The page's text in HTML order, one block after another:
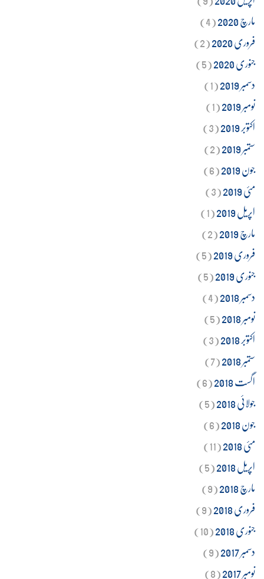
مارچ 2020
(4)
فروری 2020
(2)
جنوری 2020
(5)
دسمبر 2019
(1)
نومبر 2019
(1)
اکتوبر 2019
(3)
ستمبر 2019
(2)
جون 2019
(6)
مئی 2019
(3)
اپریل 2019
(1)
مارچ 2019
(2)
فروری 2019
(5)
جنوری 2019
(5)
دسمبر 2018
(4)
نومبر 2018
(5)
اکتوبر 2018
(3)
ستمبر 2018
(7)
اگست 2018
(6)
جولائی 2018
(5)
جون 2018
(6)
مئی 2018
(11)
اپریل 2018
(5)
مارچ 2018
(9)
فروری 2018
(9)
جنوری 2018
(10)
دسمبر 2017
(9)
نومبر 2017
(8)